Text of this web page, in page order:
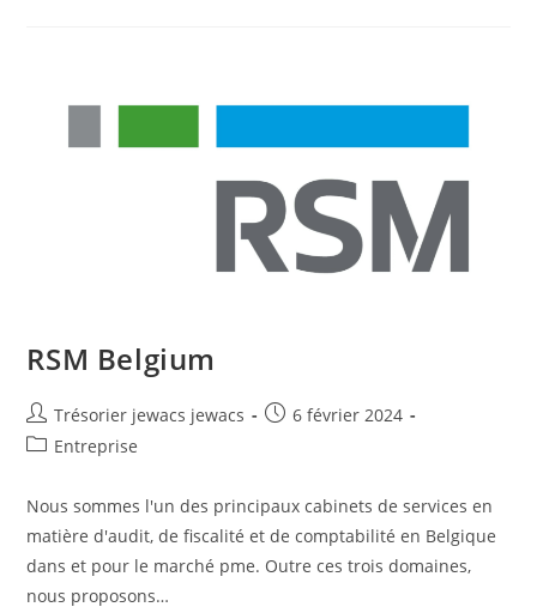
RSM Belgium
Trésorier jewacs jewacs
6 février 2024
Entreprise
Nous sommes l'un des principaux cabinets de services en
matière d'audit, de fiscalité et de comptabilité en Belgique
dans et pour le marché pme. Outre ces trois domaines,
nous proposons…